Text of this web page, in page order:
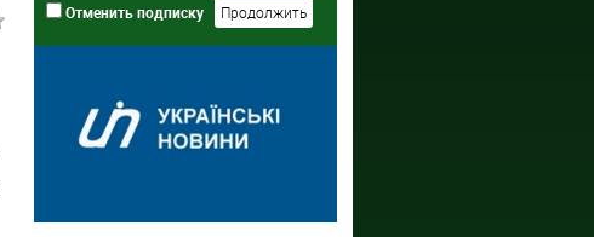
Отменить подписку